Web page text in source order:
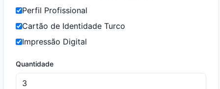
Perfil Profissional
Cartão de Identidade Turco
Impressão Digital
Quantidade